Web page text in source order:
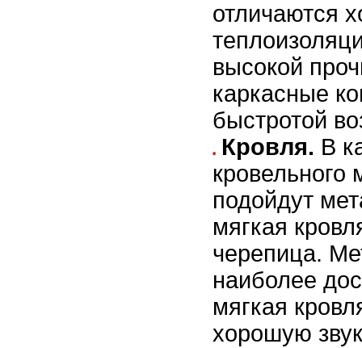
отличаются
высокой
каркасные
быстротой
Кровля. В
кровельного
подойдут
мягкая
черепица.
наиболее
мягкая
хорошую